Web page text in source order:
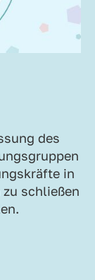
des
in
schließen